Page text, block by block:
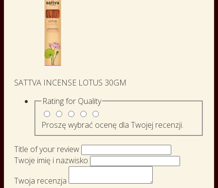
SATTVA INCENSE LOTUS 30GM
Rating for Quality
Proszę wybrać ocenę dla Twojej recenzji.
Title of your review
Twoje imię i nazwisko
Twoja recenzja